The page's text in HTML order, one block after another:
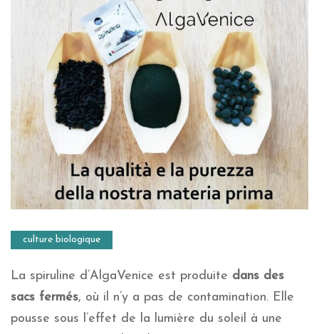
culture biologique
La spiruline d’AlgaVenice est produite dans des
sacs fermés, où il n’y a pas de contamination. Elle
pousse sous l’effet de la lumière du soleil à une